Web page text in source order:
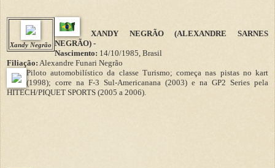
Xandy Negrão
XANDY NEGRÃO (ALEXANDRE SARNES
NEGRÃO) -
Nascimento: 14/10/1985, Brasil
Filiação: Alexandre Funari Negrão
Piloto automobilístico da classe Turismo; começa nas pistas no kart
(1998); corre na F-3 Sul-Americanana (2003) e na GP2 Series pela
HITECH/PIQUET SPORTS (2005 a 2006).